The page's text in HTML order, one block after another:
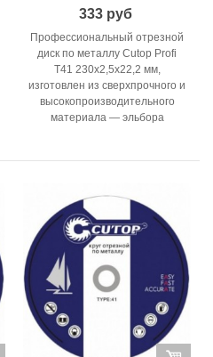
333 руб
Профессиональный отрезной
диск по металлу Cutop Profi
T41 230x2,5x22,2 мм,
изготовлен из сверхпрочного и
высокопроизводительного
материала — эльбора